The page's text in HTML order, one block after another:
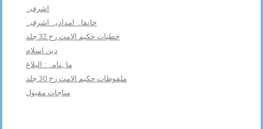
اشرفبہ
خانقاہ امدادیہ اشرفیہ
خطبات حکیم الامت رح 32 جلد
دین اسلام
ماہنامہ : البلاغ
ملفوظات حکیم الامت رح 30 جلد
مناجات مقبول